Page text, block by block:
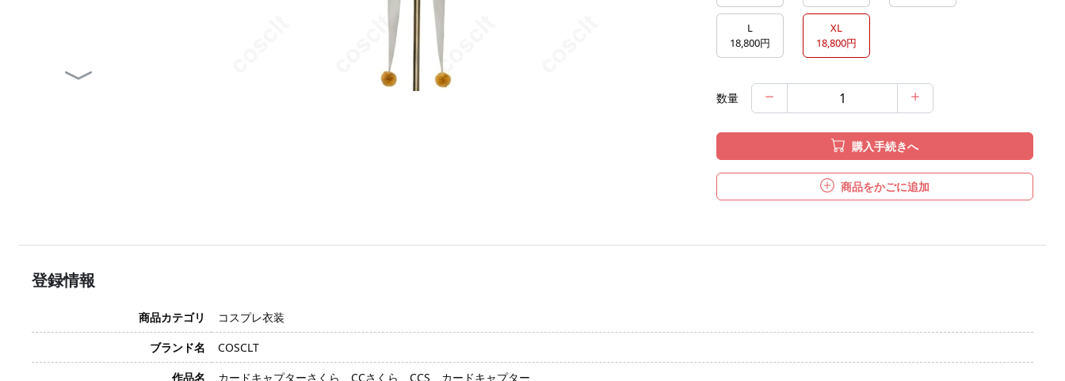
L
18,800円
XL
18,800円
数量
購入手続きへ
商品をかごに追加
登録情報
商品カテゴリ
コスプレ衣装
ブランド名
COSCLT
作品名
カードキャプターさくら、CCさくら、CCS、カードキャプター